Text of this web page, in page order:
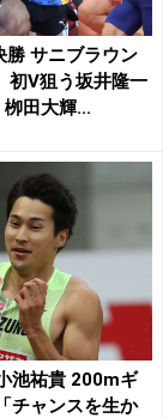
サニブラウン
初V狙う坂井隆一
田大輝...
池祐貴 200mギ
チャンスを生か